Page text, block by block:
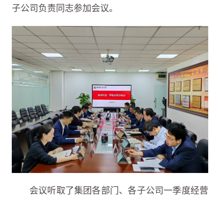
子公司负责同志参加会议。
会议听取了集团各部门、各子公司一季度经营